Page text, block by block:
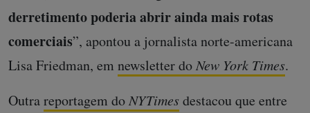
derretimento poderia abrir ainda mais rotas
comerciais”, apontou a jornalista norte-americana
Lisa Friedman, em newsletter do New York Times.
Outrareportagem do NYTimesdestacou que entre